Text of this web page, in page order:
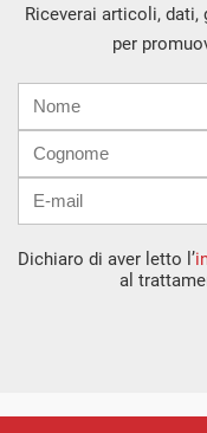
Riceverai articoli,
per
mail
Dichiaro di aver letto l’
al